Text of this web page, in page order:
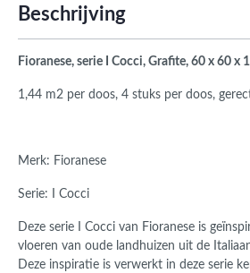
Beschrijving
Fioranese, serie I Cocci, Grafite, 60 x 60 x
1,44 m2 per doos, 4 stuks per doos,
Merk: Fioranese
Serie: I Cocci
Deze serie I Cocci van Fioranese is
vloeren van oude landhuizen uit de
Deze inspiratie is verwerkt in deze serie